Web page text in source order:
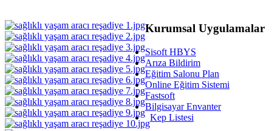
Kurumsal Uygulamalar
Sisoft HBYS
Arıza Bildirim
Eğitim Salonu Plan
Online Eğitim Sistemi
Fastsoft
Bilgisayar Envanter
Kep Listesi